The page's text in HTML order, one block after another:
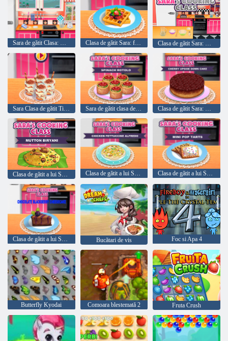
Sara de gătit Clasa: Ciocolata Blackberry cheesecake Clasa de gătit Sara: franceză Toast Vafe Clasa de gătit Sara: Mini Pop tarte
Sara Clasa de gătit Tiramisu Cupa Sara de gătit clasa de spanac Rotolo Clasa de gătit Sara: Cherry Cake Upside Down
Clasa de gătit a lui Sara: Alfredo de pui fettuccină Clasa de gătit a lui Sara: Mini Pop-Tarts
Clasa de gătit a lui Sara Chocolate Blackberry Cheesecake Bucătari de vis Foc si Apa 4
Butterfly Kyodai Comoara blestemată 2 Fruta Crush